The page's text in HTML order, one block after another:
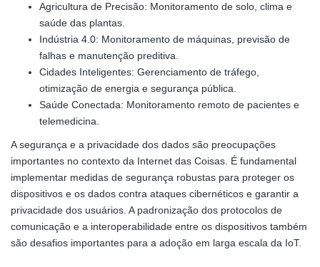
Agricultura de Precisão: Monitoramento de solo, clima e
saúde das plantas.
Indústria 4.0: Monitoramento de máquinas, previsão de
falhas e manutenção preditiva.
Cidades Inteligentes: Gerenciamento de tráfego,
otimização de energia e segurança pública.
Saúde Conectada: Monitoramento remoto de pacientes e
telemedicina.
A segurança e a privacidade dos dados são preocupações
importantes no contexto da Internet das Coisas. É fundamental
implementar medidas de segurança robustas para proteger os
dispositivos e os dados contra ataques cibernéticos e garantir a
privacidade dos usuários. A padronização dos protocolos de
comunicação e a interoperabilidade entre os dispositivos também
são desafios importantes para a adoção em larga escala da IoT.